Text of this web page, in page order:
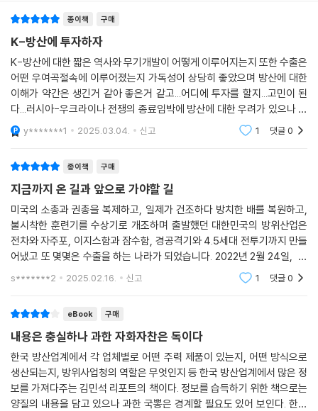
그러던 중 한국 방위산업 역사에 길이 남을 성과 하나가 2011년 12월에 달
성되었다. DSME1400이라는 국산 잠수함 모델 세 척을 인도네시아에 나
가파사라는 이름으로 총 1조 3000억 원을 받고 수출하는 데 성공한 것이
다. 이 성공으로 한국은 세계에서 다섯 번째로 잠수함 수출국이 되었다. 또
한 과거 한국에 기술을 이전해주었던 독일 TKMS와의 수출경쟁에서 승리
해 거둔 결과라는 점에서, 이는 한국 조선 산업의 기술력이 그야말로 청출
어람(靑出於藍)임을 증명해준 상징적 사건이었다. 그런데 사실 이러한
덕분인 면도 있다.
2009년부터 2013년까지 1300억의 비용을 들여 개발한 K239천무는 여
러 종류의 유도 및 무유도 로켓과 지대지미사일을 탑재하는 다연장로켓포
로, 동급의 무기 중 2024년 현 시점에서 세계 최고 수준의 화력을 자랑한
다. 향후에는 한국군을 위해 약 3조 3000억 원의 예산을 투입, 200대 이
상의 다연장로켓포와 로켓탄이 배치될 예정이다.
대비 화력은 강력하면서도 운용유지비가 낮고, 전투에서 적의 공격을 피할
수 있는 여러 성능도 기존 장비들보다 대폭 향상되었다. 이는 미국이 개발
한 궤도형 로켓포인 M270MLRS와 차륜형 로켓포인 하이마스의 특징이
천무에 적절히 섞여 있는 덕분이다. MLRS와 하이마스는 현재 한국 육군
에서도 일부 운용 중이고 세계 수출시장에서는 천무와 맞붙는 경쟁자이기
도 한데, 이 두 로켓포와 천무를 비교해보면 천무가 갖는 특징을 더욱 확실
출이 논의되고 있는지, 그 규모는 어느 정도인지 같은 주요 정보도 구체적
으로 제시한다. ’5장 K-방산을 책임지는 핵심 기업들’은 K-방산의 기둥이
라 할 만한 여덟 개 기업을 소개한다. 각 기업의 강점과 특징, 연구 중인 상
품, 세계시장 전략 등을 종합적으로 제시한다. ‘나가며_미래전을 준비하
라’는 K-방산의 향후 10년을 전망한다. 200여 장의 사진과 함께 K-방산
을 대표하는 무기부터 기업 분석까지 읽다 보면, K-방산 투자를 위한 기본
지식을 쌓을 수 있을 것이다.
달을 수 있다. 독자들은 이 책을 통해 K-방산에 대한 정확한 이해를 바탕으
로, 새로운 부의 시장에서 기회를 잡을 수 있을 것이다.
종이책 구매
K-방산에 투자하자
K-방산에 대한 짧은 역사와 무기개발이 어떻게 이루어지는지 또한 수출은
어떤 우여곡절속에 이루어졌는지 가독성이 상당히 좋았으며 방산에 대한
이해가 약간은 생긴거 같아 좋은거 같고...어디에 투자를 할지...고민이 된
다...러시아-우크라이나 전쟁의 종료임박에 방산에 대한 우려가 있으나 오
히려 이제 시작이 아닐까 하는 생각이 든다. 전쟁으로 탄약과 장비를 다시
채워놓아야 하
y*******1 2025.03.04. 신고 1 댓글0
종이책 구매
지금까지 온 길과 앞으로 가야할 길
미국의 소총과 권총을 복제하고, 일제가 건조하다 방치한 배를 복원하고,
불시착한 훈련기를 수상기로 개조하며 출발했던 대한민국의 방위산업은
전차와 자주포, 이지스함과 잠수함, 경공격기와 4.5세대 전투기까지 만들
어냈고 또 몇몇은 수출을 하는 나라가 되었습니다. 2022년 2월 24일, 러
시아의 침공으로 시작된 전쟁은 유럽의 재무장을 촉발시켰고, 대한민국은
s*******2 2025.02.16. 신고 1 댓글0
eBook 구매
내용은 충실하나 과한 자화자찬은 독이다
한국 방산업계에서 각 업체별로 어떤 주력 제품이 있는지, 어떤 방식으로
생산되는지, 방위사업청의 역할은 무엇인지 등 한국 방산업계에서 많은 정
보를 가져다주는 김민석 리포트의 책이다. 정보를 습득하기 위한 책으로는
양질의 내용을 담고 있으나 과한 국뽕은 경계할 필요도 있어 보인다. 한국